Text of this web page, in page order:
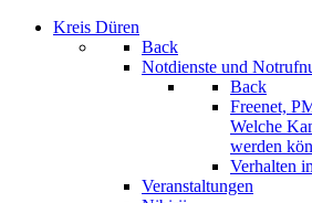
Kreis Düren
Back
Notdienste und
Back
Freenet,
Welche
werden
Verhalten
Veranstaltungen